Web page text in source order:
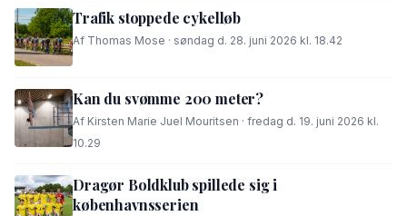
Trafik stoppede cykelløb
Af Thomas Mose · søndag d. 28. juni 2026 kl. 18.42
Kan du svømme 200 meter?
Af Kirsten Marie Juel Mouritsen · fredag d. 19. juni 2026 kl.
10.29
Dragør Boldklub spillede sig i
københavnsserien